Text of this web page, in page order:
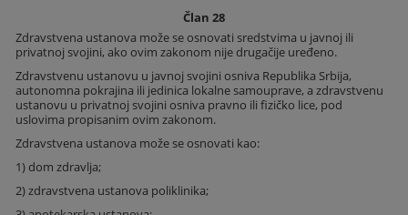
Član 28
Zdravstvena ustanova može se osnovati sredstvima u javnoj ili
privatnoj svojini, ako ovim zakonom nije drugačije uređeno.
Zdravstvenu ustanovu u javnoj svojini osniva Republika Srbija,
autonomna pokrajina ili jedinica lokalne samouprave, a zdravstvenu
ustanovu u privatnoj svojini osniva pravno ili fizičko lice, pod
uslovima propisanim ovim zakonom.
Zdravstvena ustanova može se osnovati kao:
1) dom zdravlja;
2) zdravstvena ustanova poliklinika;